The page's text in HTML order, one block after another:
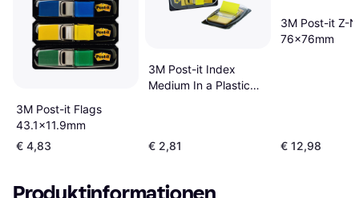
3M Post-it Flags
43.1x11.9mm
€ 4,83
3M Post-it Index
Medium In a Plastic
€ 2,81
3M Post-it Z-
76x76mm
€ 12,98